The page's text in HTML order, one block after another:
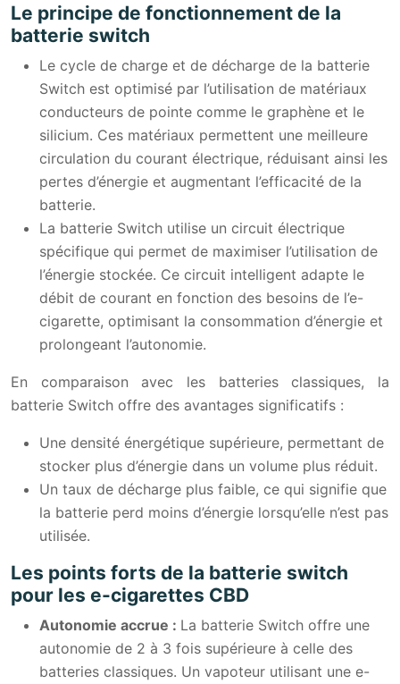
Le principe de fonctionnement de la
batterie switch
Le cycle de charge et de décharge de la batterie
Switch est optimisé par l’utilisation de matériaux
conducteurs de pointe comme le graphène et le
silicium. Ces matériaux permettent une meilleure
circulation du courant électrique, réduisant ainsi les
pertes d’énergie et augmentant l’efficacité de la
batterie.
La batterie Switch utilise un circuit électrique
spécifique qui permet de maximiser l’utilisation de
l’énergie stockée. Ce circuit intelligent adapte le
débit de courant en fonction des besoins de l’e-
cigarette, optimisant la consommation d’énergie et
prolongeant l’autonomie.
En comparaison avec les batteries classiques, la
batterie Switch offre des avantages significatifs :
Une densité énergétique supérieure, permettant de
stocker plus d’énergie dans un volume plus réduit.
Un taux de décharge plus faible, ce qui signifie que
la batterie perd moins d’énergie lorsqu’elle n’est pas
utilisée.
Les points forts de la batterie switch
pour les e-cigarettes CBD
Autonomie accrue : La batterie Switch offre une
autonomie de 2 à 3 fois supérieure à celle des
batteries classiques. Un vapoteur utilisant une e-